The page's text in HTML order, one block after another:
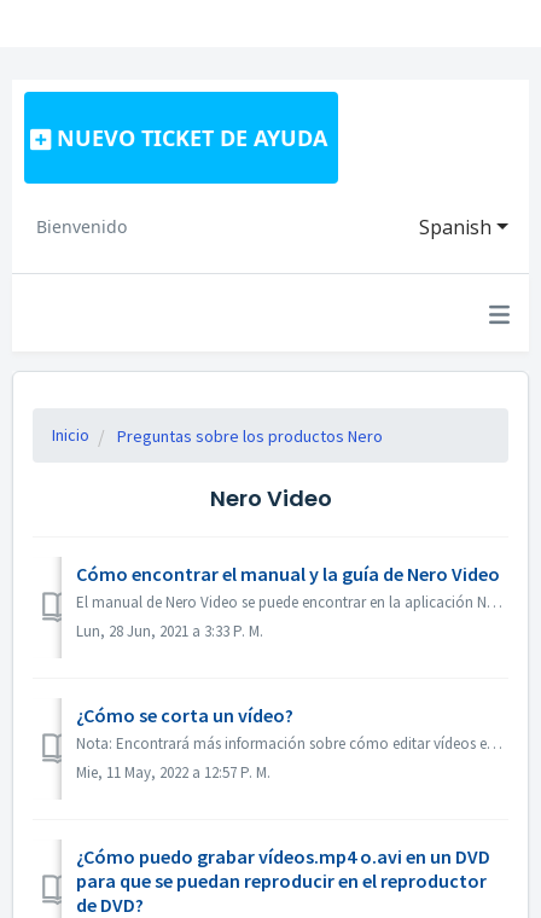
NUEVO TICKET DE AYUDA
Spanish
Bienvenido
Inicio Preguntas sobre los productos Nero
Nero Video
Cómo encontrar el manual y la guía de Nero Video
El manual de Nero Video se puede encontrar en la aplicación Nero Video. Abre Nero Video, haz clic en KnowHow en la esquina superior derecha. En el menú ...
Lun, 28 Jun, 2021 a 3:33 P. M.
¿Cómo se corta un vídeo?
Nota: Encontrará más información sobre cómo editar vídeos en el siguiente enlace: Editar vídeos Sigue el siguiente enlace para obtener más información sobr...
Mie, 11 May, 2022 a 12:57 P. M.
¿Cómo puedo grabar vídeos.mp4 o.avi en un DVD
para que se puedan reproducir en el reproductor
de DVD?